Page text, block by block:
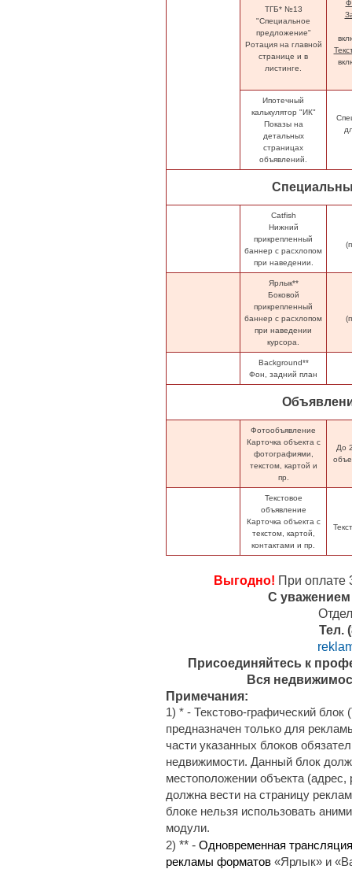
ТГБ* №13
"Специальное
предложение"
Ротация на главной
странице и в
листинге.
Ипотечный
калькулятор "ИК"
Показы на
детальных
страницах
объявлений.
Catfish
Нижний
прикрепленный
баннер с расхлопом
при наведении.
Ярлык**
Боковой
прикрепленный
баннер с расхлопом
при наведении
курсора.
Background**
Фон, задний план
Фотообъявление
Карточка объекта с
фотографиями,
текстом, картой и
пр.
До
Текстовое
объявление
Карточка объекта с
текстом, картой,
контактами и пр.
Выгодно! При оплате
С
Тел.
Присоединяйтесь к
Вся
Примечания:
1) * - Текстово-графический
предназначен только для
части указанных блоков
недвижимости. Данный блок
местоположении объекта
должна вести на страницу
блоке нельзя использовать
модули.
2) ** - Одновременная
рекламы форматов «Ярлык» и